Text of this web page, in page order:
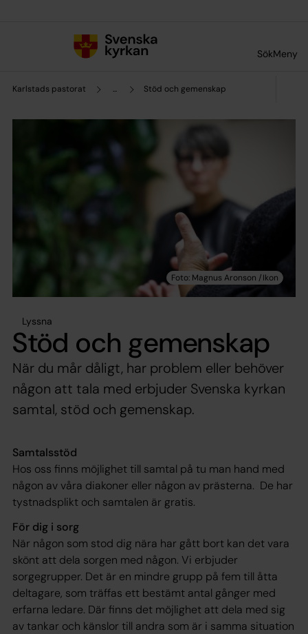
SökMeny
Karlstads pastorat ... Stöd och gemenskap
Lyssna
Stöd och gemenskap
När du mår dåligt, har problem eller behöver
någon att tala med erbjuder Svenska kyrkan
samtal, stöd och gemenskap.
Samtalsstöd
Hos oss finns möjlighet till samtal på tu man hand med
någon av våra diakoner eller någon av prästerna. De har
tystnadsplikt och samtalen är gratis.
För dig i sorg
När någon som stod dig nära har gått bort kan det vara
skönt att dela sorgen med någon. Vi erbjuder
sorgegrupper. Det är en mindre grupp på fem till åtta
deltagare, som träffas ett bestämt antal gånger med
erfarna ledare. Där finns det möjlighet att dela med sig
av tankar och känslor till andra som är i samma situation